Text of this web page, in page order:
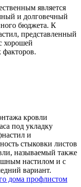
является
и долговечный
бюджета. К
представленный
хорошей
кровли
под укладку
и
стыковки листов
называемый также
настилом и с
вариант.
дома профлистом